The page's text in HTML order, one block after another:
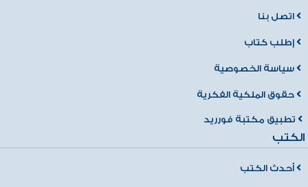
اتصل بنا
إطلب كتاب
سياسة الخصوصية
حقوق الملكية الفكرية
تطبيق مكتبة فورريد
الكتب
أحدث الكتب